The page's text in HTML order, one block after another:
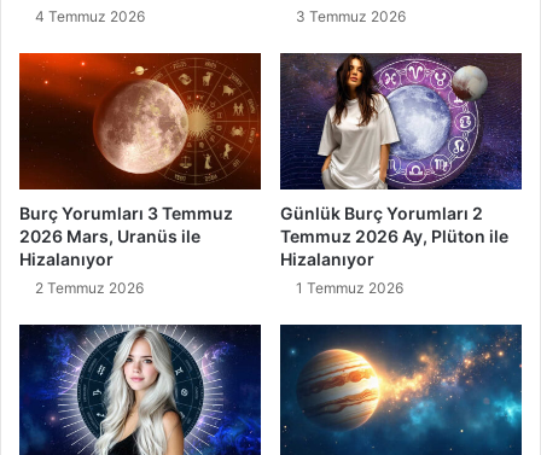
4 Temmuz 2026 3 Temmuz 2026
Burç Yorumları 3 Temmuz
2026 Mars, Uranüs ile
Hizalanıyor
2 Temmuz 2026
Günlük Burç Yorumları 2
Temmuz 2026 Ay, Plüton ile
Hizalanıyor
1 Temmuz 2026